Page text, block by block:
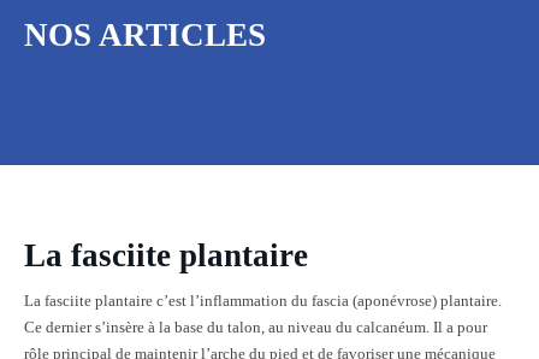
NOS ARTICLES
La fasciite plantaire
La fasciite plantaire c’est l’inflammation du fascia (aponévrose) plantaire.
Ce dernier s’insère à la base du talon, au niveau du calcanéum. Il a pour
rôle principal de maintenir l’arche du pied et de favoriser une mécanique